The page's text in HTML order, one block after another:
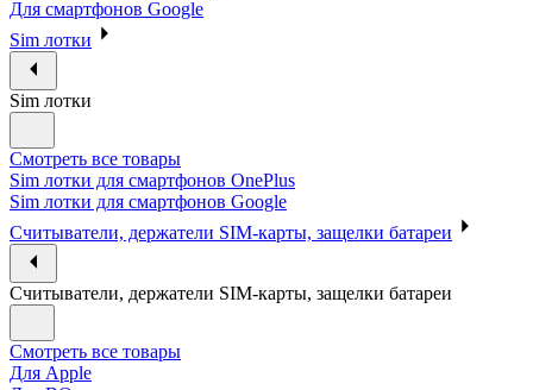
Для смартфонов Google
Sim лотки
Sim лотки
Смотреть все товары
Sim лотки для смартфонов OnePlus
Sim лотки для смартфонов Google
Считыватели, держатели SIM-карты, защелки батареи
Считыватели, держатели SIM-карты, защелки батареи
Смотреть все товары
Для Apple